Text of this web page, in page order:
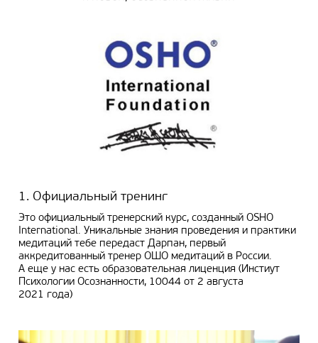
1. Официальный тренинг
Это официальный тренерский курс, созданный OSHO
International. Уникальные знания проведения и практики
медитаций тебе передаст Дарпан, первый
аккредитованный тренер ОШО медитаций в России.
А еще у нас есть образовательная лиценция (Инстиут
Психологии Осознанности, 10044 от 2 августа
2021 года)